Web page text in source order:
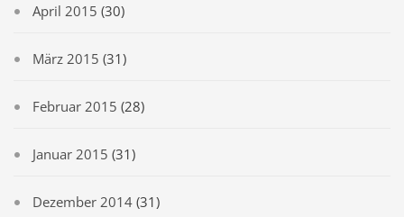
April 2015 (30)
März 2015 (31)
Februar 2015 (28)
Januar 2015 (31)
Dezember 2014 (31)